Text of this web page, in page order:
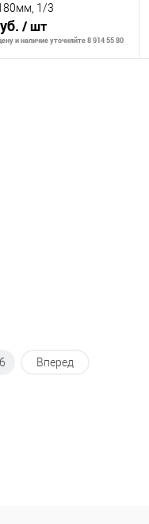
1/3
/ шт
и наличие уточняйте 8 914 55 80
6 Вперед